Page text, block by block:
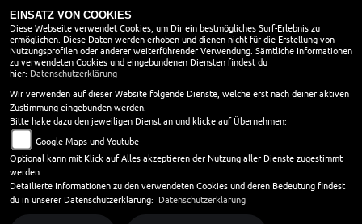
ÖFFNUNGSZEITEN
Montag:
geschlossen
Dienstag:
09:00 - 13:00 und 14:00 - 18:00
Mittwoch:
09:00 - 13:00 und 14:00 - 18:00
Donnerstag:
09:00 - 13:00 und 14:00 - 18:00
Freitag:
09:00 - 13:00 und 14:00 - 18:00
Samstag:
09:00 - 13:00
Sonntag:
geschlossen
EINSATZ VON COOKIES
Diese Webseite verwendet Cookies, um Dir ein bestmögliches Surf-Erlebnis zu
ermöglichen. Diese Daten werden erhoben und dienen nicht für die Erstellung von
Nutzungsprofilen oder anderer weiterführender Verwendung. Sämtliche Informationen
zu verwendeten Cookies und eingebundenen Diensten findest du
hier: Datenschutzerklärung
Wir verwenden auf dieser Website folgende Dienste, welche erst nach deiner aktiven
Zustimmung eingebunden werden.
Bitte hake dazu den jeweiligen Dienst an und klicke auf Übernehmen:
Google Maps und Youtube
Optional kann mit Klick auf Alles akzeptieren der Nutzung aller Dienste zugestimmt
werden
Detailierte Informationen zu den verwendeten Cookies und deren Bedeutung findest
du in unserer Datenschutzerklärung: Datenschutzerklärung